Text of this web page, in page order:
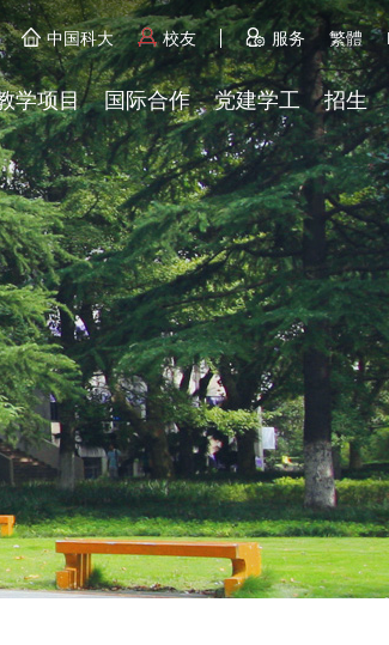
中国科大 校友 服务 繁體
学项目 国际合作 党建学工 招生